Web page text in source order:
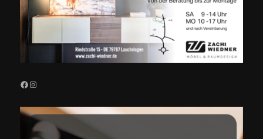
Facebook
Instagram